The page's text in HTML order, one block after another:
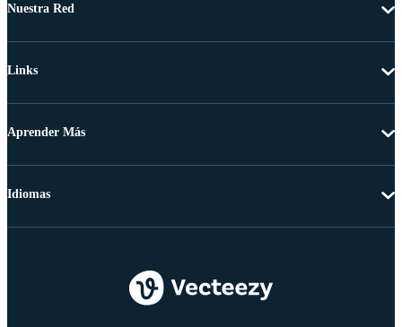
Nuestra Red
Links
Aprender Más
Idiomas